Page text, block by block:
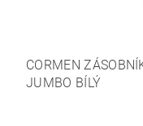
CORMEN
JUMBO BÍLÝ